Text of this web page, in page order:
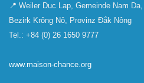
📍 Weiler Duc Lap, Gemeinde Nam
Bezirk Krông Nô, Provinz Đắk Nông
Tel.: +84 (0) 26 1650 9777
www.maison-chance.org